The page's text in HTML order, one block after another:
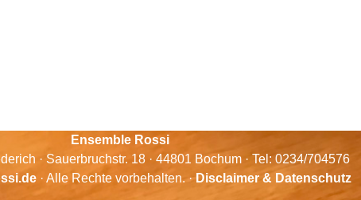
Ensemble Rossi
· Sauerbruchstr. 18 · 44801 Bochum · Tel: 0234/704576
· Alle Rechte vorbehalten. · Disclaimer & Datenschutz